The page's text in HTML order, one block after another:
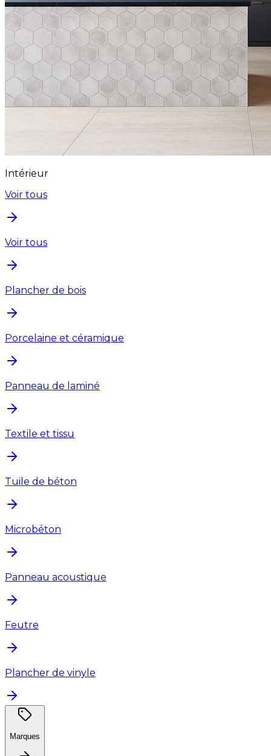
Intérieur
Voir tous
Voir tous
Plancher de bois
Porcelaine et céramique
Panneau de laminé
Textile et tissu
Tuile de béton
Microbéton
Panneau acoustique
Feutre
Plancher de vinyle
Marques